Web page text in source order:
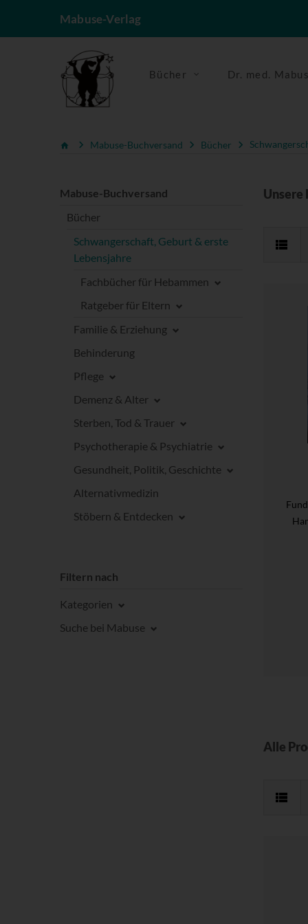
Mabuse-Verlag
Bücher Dr. med.
Mabuse-Buchversand Bücher
Mabuse-Buchversand
Bücher
Schwangerschaft, Geburt & erste
Lebensjahre
Fachbücher für Hebammen
Ratgeber für Eltern
Familie & Erziehung
Behinderung
Pflege
Demenz & Alter
Sterben, Tod & Trauer
Psychotherapie & Psychiatrie
Gesundheit, Politik, Geschichte
Alternativmedizin
Stöbern & Entdecken
Filtern nach
Kategorien
Suche bei Mabuse
Unsere
Alle